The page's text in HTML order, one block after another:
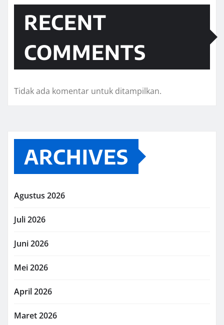
RECENT
COMMENTS
Tidak ada komentar untuk ditampilkan.
ARCHIVES
Agustus 2026
Juli 2026
Juni 2026
Mei 2026
April 2026
Maret 2026